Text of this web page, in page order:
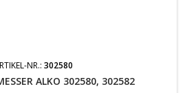
NR.: 302580
ALKO 302580, 302582